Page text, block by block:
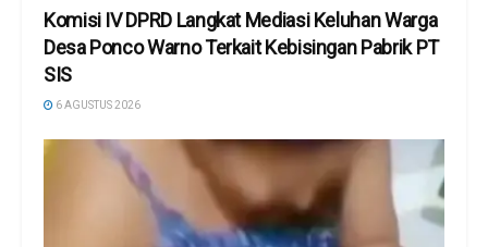
Komisi IV DPRD Langkat Mediasi Keluhan Warga
Desa Ponco Warno Terkait Kebisingan Pabrik PT
SIS
6 AGUSTUS 2026